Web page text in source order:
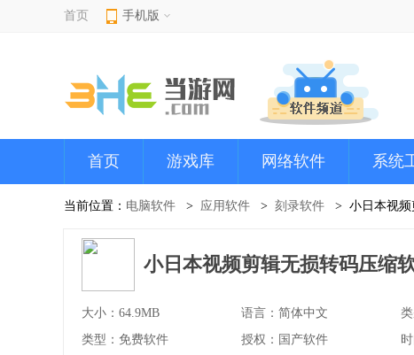
首页 手机版
首页 游戏库 网络软件 系统
当前位置： 电脑软件 应用软件 刻录软件 小日本视
小日本视频剪辑无损转码压缩
大小：64.9MB 语言：简体中文
类型：免费软件
授权：国产软件